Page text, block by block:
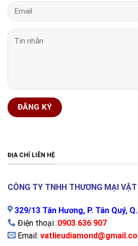
ĐỊA CHỈ LIÊN HỆ
CÔNG TY TNHH THƯƠNG MẠI
329/13 Tân Hương, P. Tân Quý,
Điện thoại: 0903 636 907
Email: